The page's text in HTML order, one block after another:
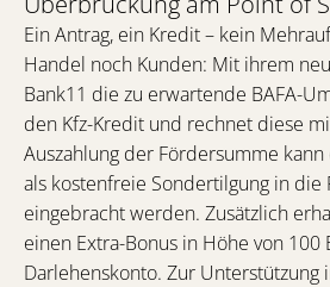
Ein Antrag, ein Kredit – kein
Handel noch Kunden: Mit ihrem
Bank11 die zu erwartende BAFA-
den Kfz-Kredit und rechnet diese
Auszahlung der Fördersumme
als kostenfreie Sondertilgung in die
eingebracht werden. Zusätzlich
einen Extra-Bonus in Höhe von 100
Darlehenskonto. Zur Unterstützung